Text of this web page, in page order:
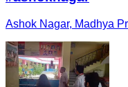
Ashok Nagar, Madhya